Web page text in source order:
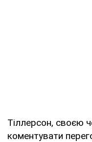
Тіллерсон, своєю
коментувати